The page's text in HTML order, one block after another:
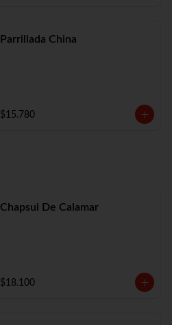
Parrillada China
$15.780
Chapsui De Calamar
$18.100